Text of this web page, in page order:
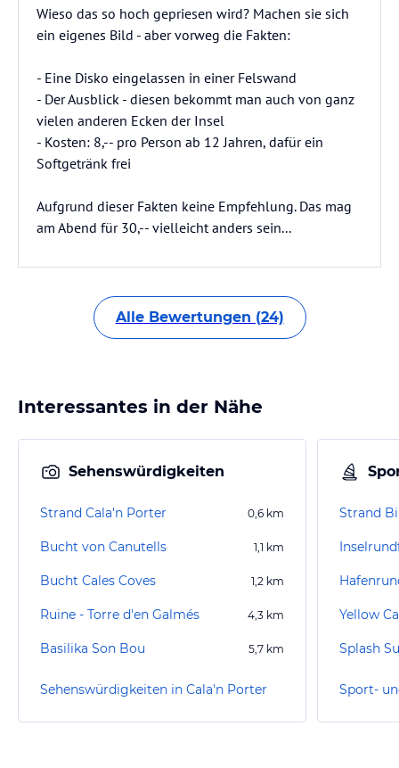
Wieso das so hoch gepriesen wird? Machen sie sich
ein eigenes Bild - aber vorweg die Fakten:
- Eine Disko eingelassen in einer Felswand
- Der Ausblick - diesen bekommt man auch von ganz
vielen anderen Ecken der Insel
- Kosten: 8,-- pro Person ab 12 Jahren, dafür ein
Softgetränk frei
Aufgrund dieser Fakten keine Empfehlung. Das mag
am Abend für 30,-- vielleicht anders sein...
Alle Bewertungen (24)
Interessantes in der Nähe
Sehenswürdigkeiten
Strand Cala'n Porter 0,6 km
Bucht von Canutells 1,1 km
Bucht Cales Coves 1,2 km
Ruine - Torre d'en Galmés 4,3 km
Basilika Son Bou 5,7 km
Sehenswürdigkeiten in Cala'n Porter
Strand
Yellow
Splash